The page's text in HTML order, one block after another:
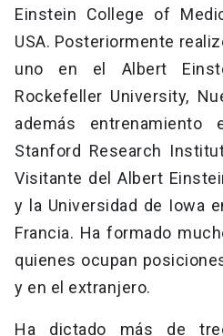
Einstein College of
USA. Posteriormente
uno en el Albert
Rockefeller University,
además entrenamiento
Stanford Research
Visitante del Albert
y la Universidad de Iowa
Francia. Ha formado
quienes ocupan
y en el extranjero.
Ha dictado más de